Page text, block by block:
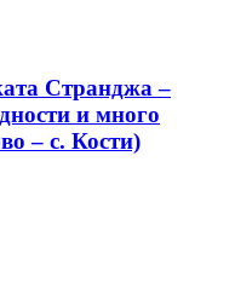
Странджа –
и много
– с. Кости)